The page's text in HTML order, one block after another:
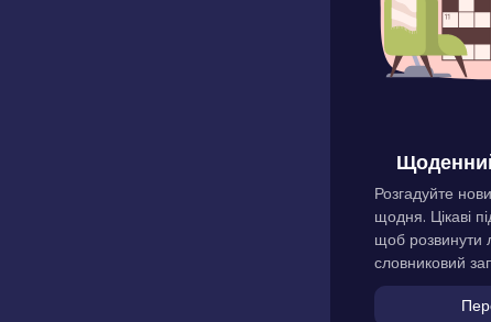
Розгадуйте
щодня. Цікаві
щоб розвинути
словниковий